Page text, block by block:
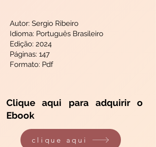
Autor: Sergio Ribeiro
Idioma: Português Brasileiro
Edição: 2024
Páginas: 147
Formato: Pdf
Clique aqui para adquirir o
Ebook
clique aqui